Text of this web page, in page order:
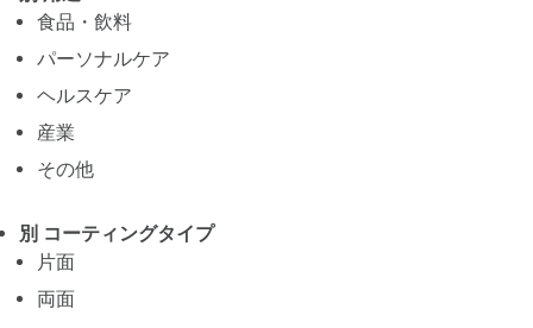
食品・飲料
パーソナルケア
ヘルスケア
産業
その他
別 コーティングタイプ
片面
両面